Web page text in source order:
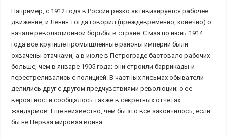
Например, с 1912 года в России резко активизируется рабочее
движение, и Ленин тогда говорил (преждевременно, конечно) о
начале революционной борьбы в стране. С мая по июнь 1914
года все крупные промышленные районы империи были
охвачены стачками, а в июле в Петрограде бастовало рабочих
больше, чем в январе 1905 года; они строили баррикады и
перестреливались с полицией. В частных письмах обыватели
делились друг с другом предчувствиями революции; о ее
вероятности сообщалось также в секретных отчетах
жандармов. Еще неизвестно, чем бы это все закончилось, если
бы не Первая мировая война.